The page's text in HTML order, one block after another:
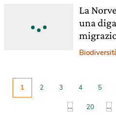
La
una
1 2 3 4 5
... 20 ...